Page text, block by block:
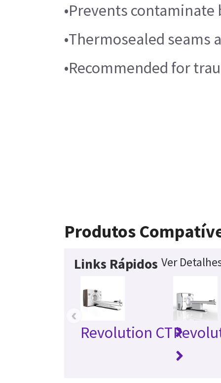
•Prevents
•Thermosealed seams
•Recommended for
Produtos
Links Rápidos Ver
Revolution CT
‹